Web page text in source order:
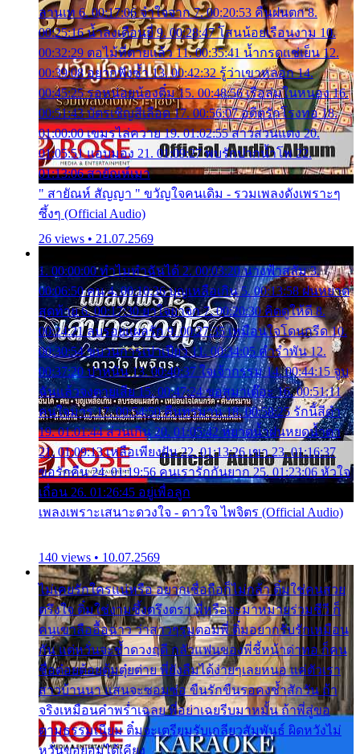
ลานเท 6. 00:17:06 จำใจจาก 7. 00:20:53 คืนฝนตก 8.
00:25:16 น้ำลงเดือนยี่ 9. 00:28:47 โสนน้อยเรือนงาม 10.
00:32:29 ตอไม้ที่ตายแล้ว 11. 00:35:41 น้ำกรดแช่เย็น 12.
00:39:08 อยากฟังซ้ำ 13. 00:42:32 รู้ว่าเขาหลอก 14.
00:45:25 รอหน่อยน้องติ๋ม 15. 00:48:56 เรือล่มในหนอง 16.
00:51:43 บัตรเชิญสีเลือด 17. 00:56:07 อดีตรักโรงทอ 18.
01:00:00 เขมรไล่ควาย 19. 01:02:55 สาวสวนแตง 20.
01:05:51 แอบมอง 21. 01:09:27 พบรักปากน้ำโพ 22.
01:13:06 สายัณห์เมา
" สายัณห์ สัญญา " ขวัญใจคนเดิม - รวมเพลงดังเพราะๆ
ซึ้งๆ (Official Audio)
26 views • 21.07.2569
1. 00:00:00 ทำไมทำฉันได้ 2. 00:03:20 นางฟ้าสลัม 3.
00:06:50 คน 4. 00:10:36 บุญเหลือเกิน 5. 00:13:58 ฝนหยาด
สุดท้าย 6. 00:17:30 ยาใจยาจก 7. 00:20:30 คิดดูให้ดี 8.
00:24:21 ลบรอยแผลรัก 9. 00:27:35 เหมือนใจโดนกรีด 10.
00:30:54 ขบวนการเปาเปียว 11. 00:34:05 คำรำพัน 12.
00:37:20 ปาหนัน 13. 00:40:37 ใจเจ้ากรรม 14. 00:44:15 จูบ
ฉันแล้วจงตายเสีย 15. 00:47:24 ขอสูมาเต๊อะ 16. 00:51:11
คนใจมาร 17. 00:54:50 คืนทรมาน 18. 00:58:25 รักนี้สีดำ
19. 01:01:44 ส่วนเกิน 20. 01:05:42 หยาดน้ำฝนหยดน้ำตา
21. 01:09:13 เหลือเพียงฝัน 22. 01:13:26 เขา 23. 01:16:37
ขอรักคืน 24. 01:19:56 คนเรารักกันยาก 25. 01:23:06 หัวใจ
เถื่อน 26. 01:26:45 อยู่เพื่อลูก
เพลงเพราะเสนาะดวงใจ - ดาวใจ ไพจิตร (Official Audio)
140 views • 10.07.2569
ไม่เคยรักใครแน่หรือ อยากเชื่อถือก็ไม่กล้า ติ๋มใช่คนสวย
ตรึงใจ ติ๋มใช่งามซึ้งตรึงตรา พี่หรือจะมาหมายร่วมชีวี ก็
คนเขาลืออื้อฉาว ว่าสาวๆรุมตอมพี่ ติ๋มอยากรับรักเหมือน
กัน แต่หวั่นจะช้ำดวงฤดี กลัวแฟนของพี่ชี้หน้าด่าทอ ก็คน
ชื่อต๋อยต้อยตุ้มตุ๋ยต่าย พี่ยังลืมได้ง่ายๆเลยหนอ แค่ตัวเรา
สาวบ้านนา แสนจะซอมซ่อ ขืนรักขืนรอคงช้ำสักวัน ถ้า
จริงเหมือนคำพร่ำเฉลย พี่อย่าเฉยรีบมาหมั้น ถ้าพี่สู่ขอ
ตามธรรมเนียม ติ๋มจะเตรียมรับเกลียวสัมพันธ์ ผิดหวังไม่
หวั่นขอยอมได้เคียง